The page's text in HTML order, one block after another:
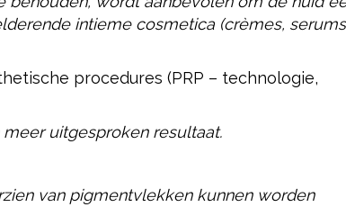
intieme cosmetica (crèmes,
procedures (PRP – technologie,
uitgesproken resultaat.
van pigmentvlekken kunnen worden